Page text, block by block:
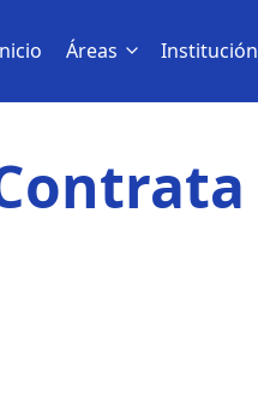
Áreas Institución